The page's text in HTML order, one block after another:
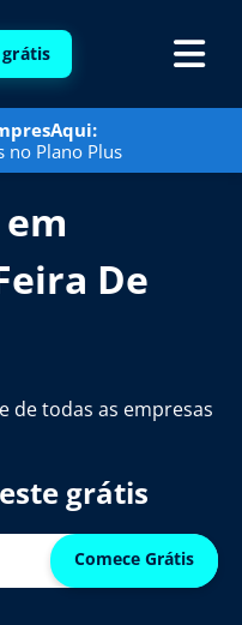
grátis
no Plano Plus
De
de todas as empresas
grátis
Comece Grátis